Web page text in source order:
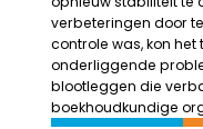
verbeteringendoor
controlewas,konhet
onderliggende
blootleggendie
boekhoudkundige